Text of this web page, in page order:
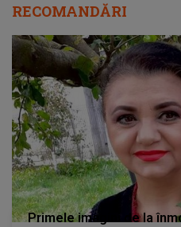
RECOMANDĂRI
Primele imagini de la